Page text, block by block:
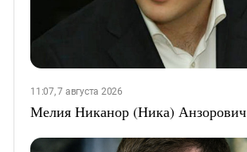
11:07, 7 августа 2026
Мелия Никанор (Ника) Анзорович